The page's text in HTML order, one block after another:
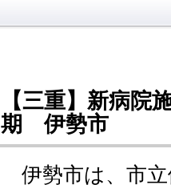
【三重】新病院
期 伊勢市
伊勢市は、市立